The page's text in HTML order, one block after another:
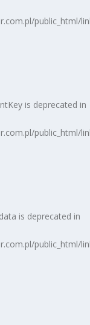
public_html/
is deprecated in
public_html/
is deprecated in
public_html/